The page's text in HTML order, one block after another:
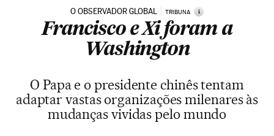
O OBSERVADOR GLOBAL TRIBUNA i
Francisco e Xi foram a
Washington
O Papa e o presidente chinês tentam
adaptar vastas organizações milenares às
mudanças vividas pelo mundo